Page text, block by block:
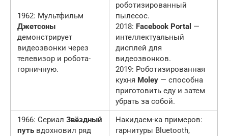
1962: Мультфильм
Джетсоны
демонстрирует
видеозвонки через
телевизор и робота-
горничную.
роботизированный
пылесос.
2018: Facebook Portal —
интеллектуальный
дисплей для
видеозвонков.
2019: Роботизированная
кухня Moley — способна
приготовить еду и затем
убрать за собой.
1966: Сериал Звёздный
путь вдохновил ряд
Накидаем-ка примеров:
гарнитуры Bluetooth,